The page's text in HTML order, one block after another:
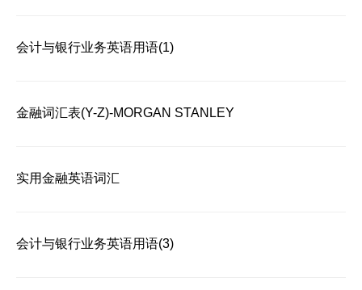
会计与银行业务英语用语(1)
金融词汇表(Y-Z)-MORGAN STANLEY
实用金融英语词汇
会计与银行业务英语用语(3)